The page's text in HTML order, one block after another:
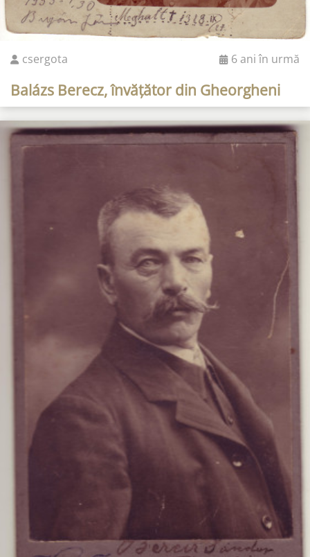
csergota 6 ani în urmă
Balázs Berecz, învățător din Gheorgheni